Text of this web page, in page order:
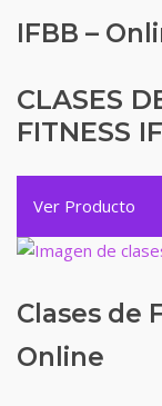
IFBB –
CLASES
FITNESS
Ver Producto
Clases de
Online